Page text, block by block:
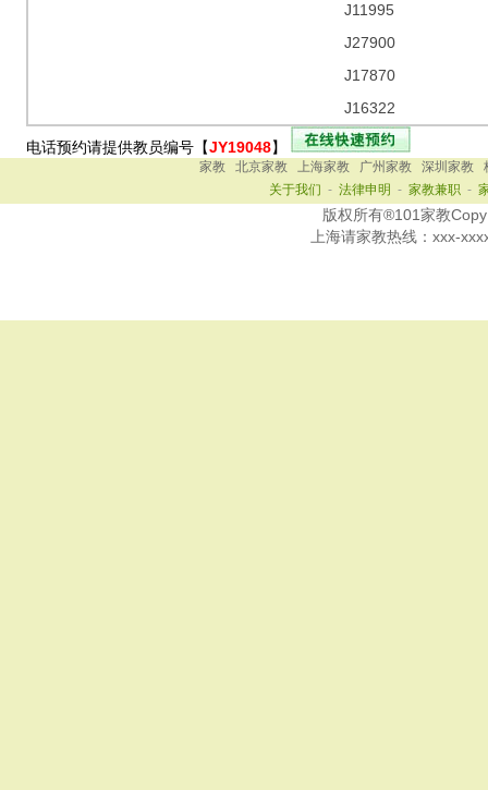
J11995
J27900
J17870
J16322
电话预约请提供教员编号【JY19048】
家教 北京家教 上海家教 广州家教 深圳家教
关于我们 - 法律申明 - 家教兼职 -
版权所有®101家教
上海请家教热线： xxx-